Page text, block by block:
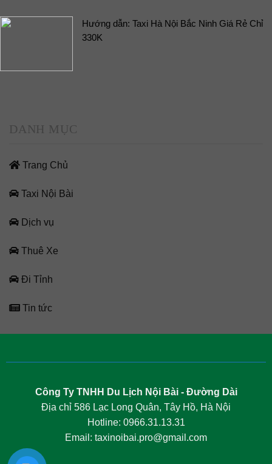
Hướng dẫn: Taxi Hà Nội Bắc Ninh Giá Rẻ Chỉ
330K
DANH MỤC
Trang Chủ
Taxi Nội Bài
Dịch vụ
Thuê Xe
Đi Tỉnh
Tin tức
Công Ty TNHH Du Lịch Nội Bài - Đường Dài
Địa chỉ 586 Lạc Long Quân, Tây Hồ, Hà Nội
Hotline: 0966.31.13.31
Email: taxinoibai.pro@gmail.com